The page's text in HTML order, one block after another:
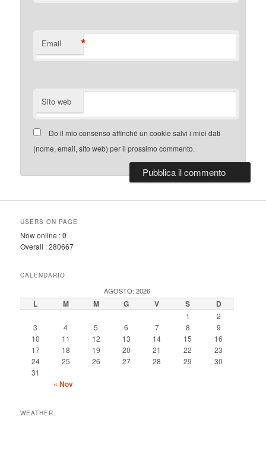
Email *
Sito web
Do il mio consenso affinché un cookie salvi i miei dati
(nome, email, sito web) per il prossimo commento.
USERS ON PAGE
Now online :0
Overall :280667
CALENDARIO
AGOSTO: 2026
L M M G V S D
1
2
3
4 5 6 7 8
9
10
11 12 13 14 15
16
17
18 19 20 21 22
23
24
25 26 27 28 29
30
31
« Nov
WEATHER